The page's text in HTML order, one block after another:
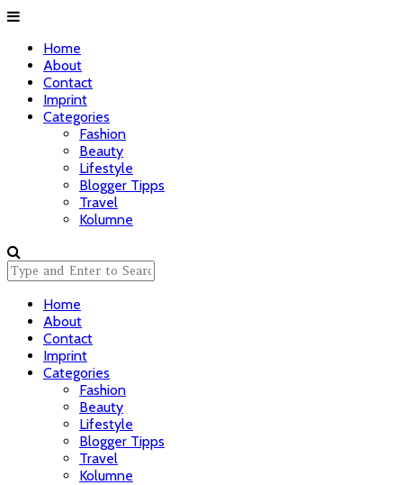
Home
About
Contact
Imprint
Categories
Fashion
Beauty
Lifestyle
Blogger Tipps
Travel
Kolumne
Home
About
Contact
Imprint
Categories
Fashion
Beauty
Lifestyle
Blogger Tipps
Travel
Kolumne